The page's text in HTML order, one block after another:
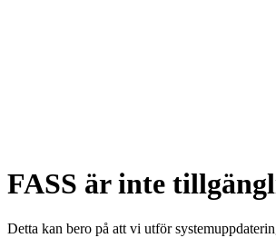
FASS är inte
Detta kan bero på att vi utför